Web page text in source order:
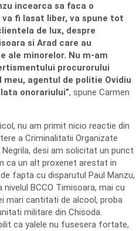
incearca sa faca o
fi lasat liber, va spune tot
de lux, despre
si Arad care au
ale minorelor. Nu m-am
procurorului
agentul de politie Ovidiu
onorariului”, spune Carmen
nu am primit nicio reactie din
a Criminalitatii Organizate
desi am solicitat un punct
ca un alt proxenet arestat in
fapta cu disparutul Paul Manzu,
BCCO Timisoara, mai cu
mari cantitati de alcool, proba
militare din Chisoda.
ca yalele nu fusesera fortate,